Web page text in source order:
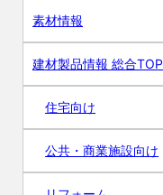
素材情報
建材製品情報 総合TOP
住宅向け
公共・商業施設向け